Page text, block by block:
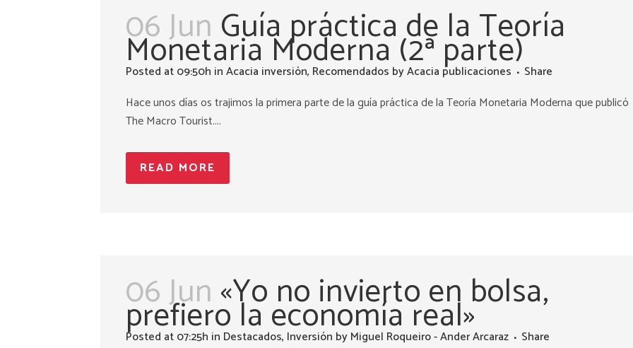
06 Jun Guía práctica de la Teoría
Monetaria Moderna (2ª parte)
Posted at 09:50h inAcacia inversión, Recomendados byAcacia publicaciones
Share
Hace unos días os trajimos la primera parte de la guía práctica de la Teoría Monetaria Moderna que publicó
The Macro Tourist....
READ MORE
06 Jun «Yo no invierto en bolsa,
prefiero la economía real»
Posted at 07:25h in Destacados, Inversión byMiguel Roqueiro - Ander Arcaraz
Share